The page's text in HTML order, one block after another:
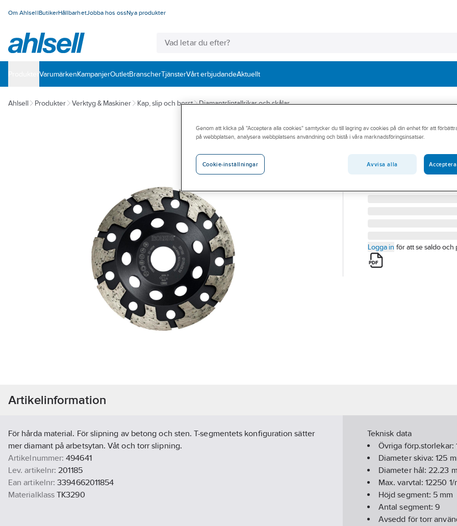
Om AhlsellButikerHållbarhetJobba hos ossNya produkter
VarumärkenKampanjerOutletBranscherTjänsterVårt erbjudandeAktuellt
Ahlsell Produkter Verktyg & Maskiner Kap, slip och borst Diamantsliptallrikar och skålar
IRONSIDE
DIAMANTSLIPTALLRIK
Artikelnummer:
494641
201185
Logga in för att se saldo och
Artikelinformation
För hårda material. För slipning av betong och sten. T-segmentets konfiguration sätter
mer diamant på arbetsytan. Våt och torr slipning.
Artikelnummer: 494641
Lev. artikelnr: 201185
Ean artikelnr: 3394662011854
Materialklass TK3290
Teknisk data
Övriga förp.storlekar:
Diameter skiva:125
Diameter hål:22.23
Max. varvtal:12250
Höjd segment: 5 mm
Antal segment:9
Avsedd för torr
Genom att klicka på "Acceptera alla cookies" samtycker du till lagring av cookies på din enhet för att
på webbplatsen, analysera webbplatsens användning och bistå i våra marknadsföringsinsatser.
Cookie-inställningar Avvisa alla